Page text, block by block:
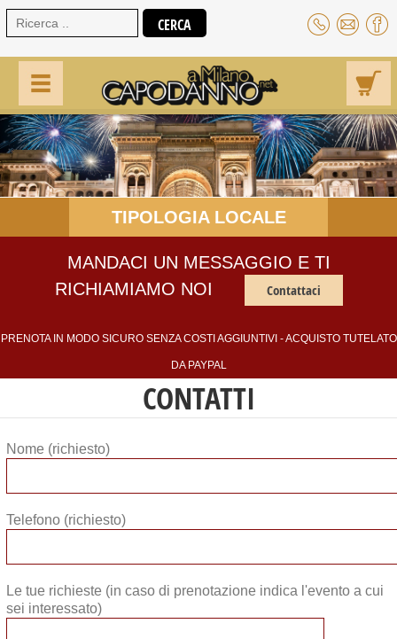
TIPOLOGIA LOCALE
MANDACI UN MESSAGGIO E TI
RICHIAMIAMO NOI
Contattaci
PRENOTA IN MODO SICURO SENZA COSTI AGGIUNTIVI - ACQUISTO TUTELATO
DA PAYPAL
CONTATTI
Nome (richiesto)
Telefono (richiesto)
Le tue richieste (in caso di prenotazione indica l'evento a cui
sei interessato)